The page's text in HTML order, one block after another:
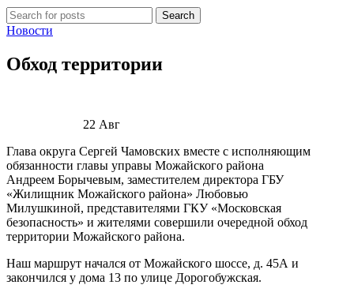
Search
Новости
Обход территории
22 Авг
Глава округа Сергей Чамовских вместе с исполняющим
обязанности главы управы Можайского района
Андреем Борычевым, заместителем директора ГБУ
«Жилищник Можайского района» Любовью
Милушкиной, представителями ГКУ «Московская
безопасность» и жителями совершили очередной обход
территории Можайского района.
Наш маршрут начался от Можайского шоссе, д. 45А и
закончился у дома 13 по улице Дорогобужская.